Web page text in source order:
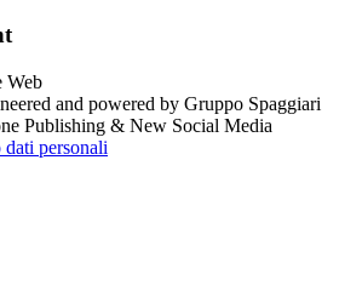
and powered by Gruppo Spaggiari
Publishing & New Social Media
personali